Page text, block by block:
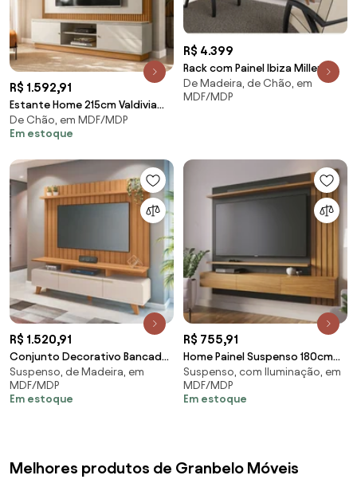
R$ 1.592,91
Estante Home 215cm Valdivia
para Tv até 75 Nature/Off
White G77 - Gran Belo
De Chão, em MDF/MDP
Em estoque
R$ 4.399
Rack com Painel Ibiza Miller
Interiores
De Madeira, de Chão, em
MDF/MDP
R$ 1.520,91
Conjunto Decorativo Bancada
Riven e Painel Suspenso Luogo
MDP/MDF Off
White/Cinamomo G26 - Gran
Suspenso, de Madeira, em
MDF/MDP
Em estoque
R$ 755,91
Home Painel Suspenso 180cm
Ripado Railay Noce/Preto G73 -
Gran Belo
Suspenso, com Iluminação, em
MDF/MDP
Em estoque
Melhores produtos de Granbelo Móveis